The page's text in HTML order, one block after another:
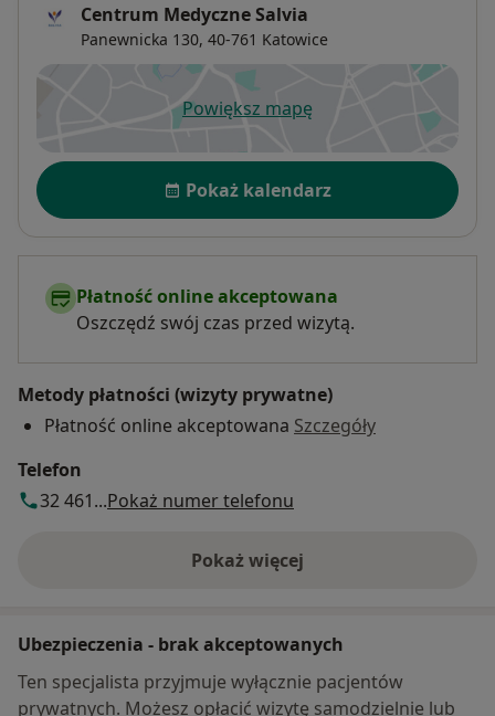
Centrum Medyczne Salvia
Panewnicka 130, 40-761 Katowice
Powiększ mapęotwiera się w nowej karcie
Dostępność
Pokaż kalendarz
Płatność online akceptowana
Oszczędź swój czas przed wizytą.
Metody płatności (wizyty prywatne)
Płatność online akceptowana Szczegóły
Telefon
32 461...Pokaż numer telefonu
Pokaż więcej
o adresie
Ubezpieczenia - brak akceptowanych
Ten specjalista przyjmuje wyłącznie pacjentów
prywatnych. Możesz opłacić wizytę samodzielnie lub